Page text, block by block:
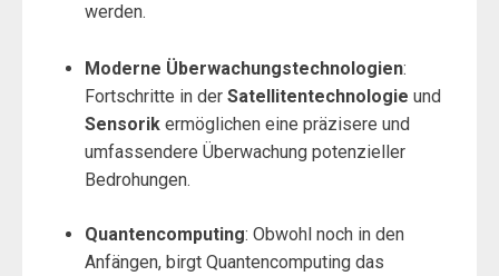
werden.
Moderne Überwachungstechnologien:
Fortschritte in der Satellitentechnologie und
Sensorikermöglichen eine präzisere und
umfassendere Überwachung potenzieller
Bedrohungen.
Quantencomputing: Obwohl noch in den
Anfängen, birgt Quantencomputing das